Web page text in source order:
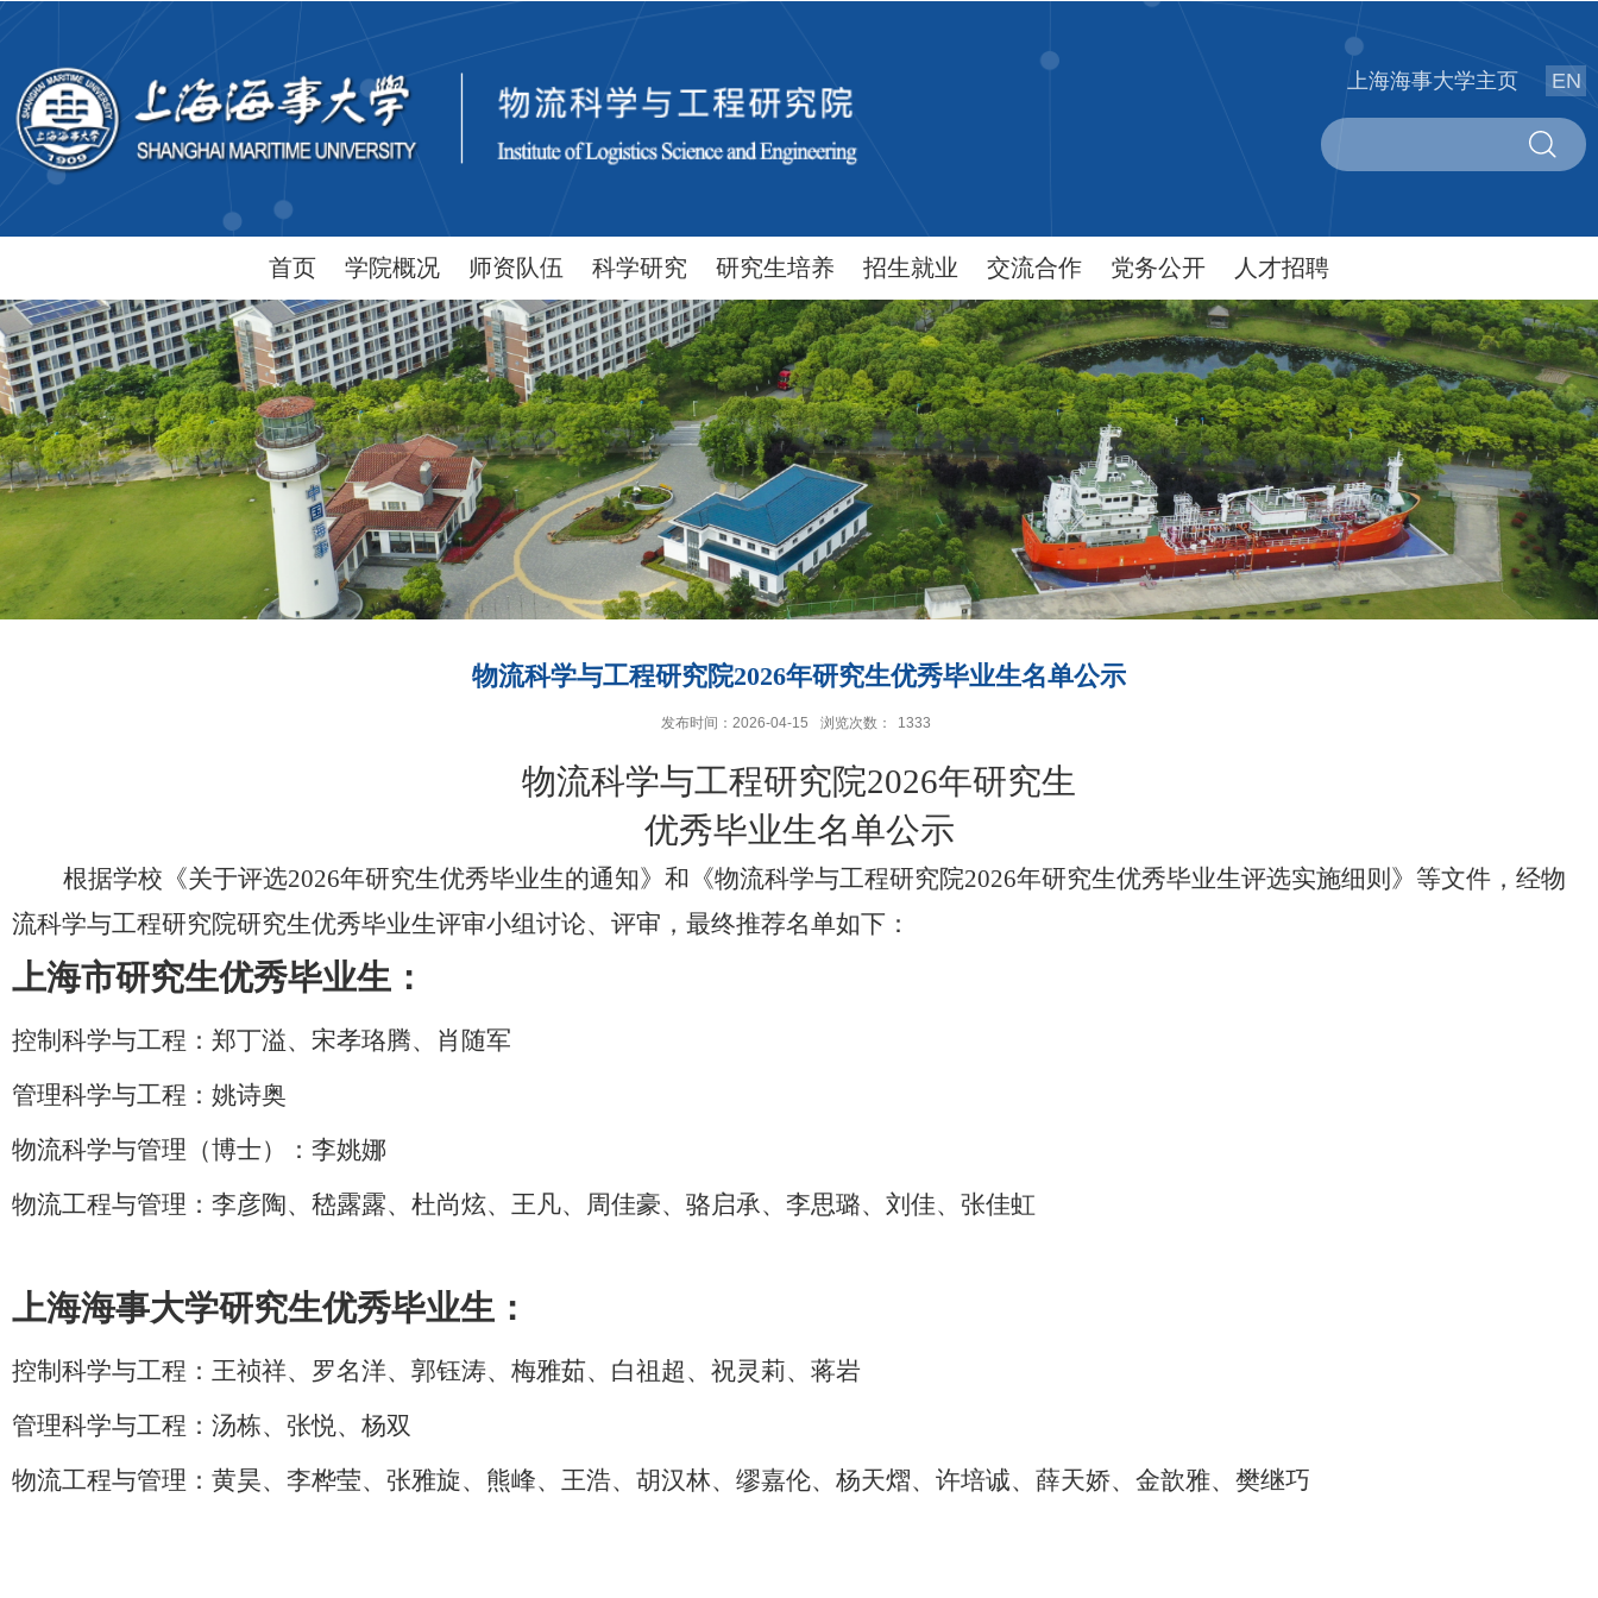
上海海事大学主页 EN
首页 学院概况 师资队伍 科学研究 研究生培养 招生就业 交流合作 党务公开 人才招聘
物流科学与工程研究院2026年研究生优秀毕业生名单公示
发布时间：2026-04-15 浏览次数： 1333
物流科学与工程研究院2026年研究生
优秀毕业生名单公示
根据学校《关于评选2026年研究生优秀毕业生的通知》和《物流科学与工程研究院2026年研究生优秀毕业生评选实施细则》等文件，经物
流科学与工程研究院研究生优秀毕业生评审小组讨论、评审，最终推荐名单如下：
上海市研究生优秀毕业生：
控制科学与工程：郑丁溢、 宋孝珞腾、肖随军
管理科学与工程： 姚诗奥
物流科学与管理（博士）：李姚娜
物流工程与管理：李彦陶、嵇露露、杜尚炫、王凡、周佳豪、骆启承、李思璐、刘佳、张佳虹
上海海事大学研究生优秀毕业生：
控制科学与工程：王祯祥、罗名洋、郭钰涛、梅雅茹、白祖超、祝灵莉、蒋岩
管理科学与工程：汤栋、张悦、杨双
物流工程与管理：黄昊、李桦莹、张雅旋、熊峰、王浩、胡汉林、缪嘉伦、杨天熠、许培诚、薛天娇、金歆雅、樊继巧